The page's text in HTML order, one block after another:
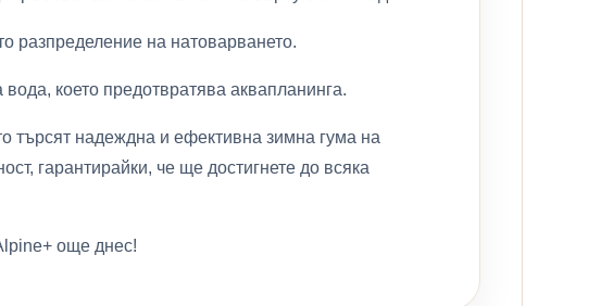
разпределение на натоварването.
което предотвратява аквапланинга.
търсят надеждна и ефективна зимна гума на
гарантирайки, че ще достигнете до всяка
още днес!